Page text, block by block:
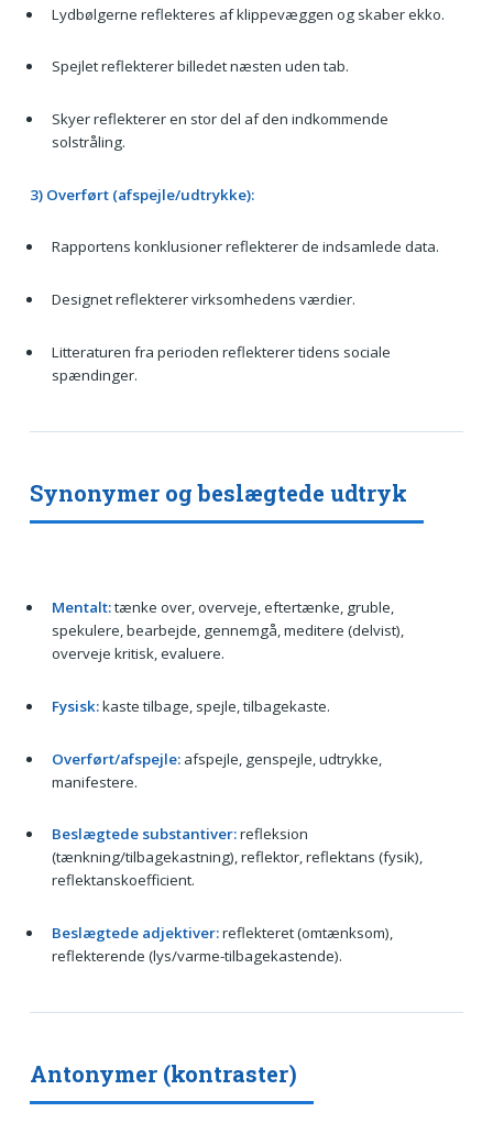
Lydbølgerne reflekteres af klippevæggen og skaber ekko.
Spejlet reflekterer billedet næsten uden tab.
Skyer reflekterer en stor del af den indkommende
solstråling.
3) Overført (afspejle/udtrykke):
Rapportens konklusioner reflekterer de indsamlede data.
Designet reflekterer virksomhedens værdier.
Litteraturen fra perioden reflekterer tidens sociale
spændinger.
Synonymer og beslægtede udtryk
Mentalt:tænke over, overveje, eftertænke, gruble,
spekulere, bearbejde, gennemgå, meditere (delvist),
overveje kritisk, evaluere.
Fysisk:kaste tilbage, spejle, tilbagekaste.
Overført/afspejle:afspejle, genspejle, udtrykke,
manifestere.
Beslægtede substantiver:refleksion
(tænkning/tilbagekastning), reflektor, reflektans (fysik),
reflektanskoefficient.
Beslægtede adjektiver:reflekteret (omtænksom),
reflekterende (lys/varme-tilbagekastende).
Antonymer (kontraster)